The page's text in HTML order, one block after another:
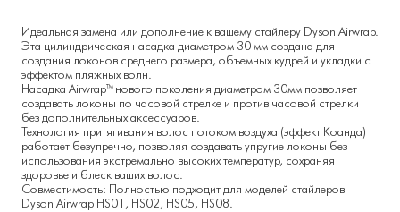
Идеальная замена или дополнение к вашему стайлеру Dyson Airwrap.
Эта цилиндрическая насадка диаметром 30 мм создана для
создания локонов среднего размера, объемных кудрей и укладки с
эффектом пляжных волн.
Насадка Airwrap™ нового поколения диаметром 30мм позволяет
создавать локоны по часовой стрелке и против часовой стрелки
без дополнительных аксессуаров.
Технология притягивания волос потоком воздуха (эффект Коанда)
работает безупречно, позволяя создавать упругие локоны без
использования экстремально высоких температур, сохраняя
здоровье и блеск ваших волос.
Совместимость: Полностью подходит для моделей стайлеров
Dyson Airwrap HS01, HS02, HS05, HS08.